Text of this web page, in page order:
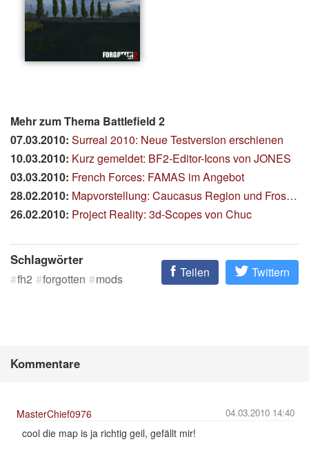
Mehr zum Thema Battlefield 2
07.03.2010: Surreal 2010: Neue Testversion erschienen
10.03.2010: Kurz gemeldet: BF2-Editor-Icons von JONES
03.03.2010: French Forces: FAMAS im Angebot
28.02.2010: Mapvorstellung: Caucasus Region und Frostbite Night
26.02.2010: Project Reality: 3d-Scopes von Chuc
Teilen Twittern
Schlagwörter
fh2 forgotten mods
Kommentare
04.03.2010 14:40
MasterChief0976
cool die map is ja richtig geil, gefällt mir!